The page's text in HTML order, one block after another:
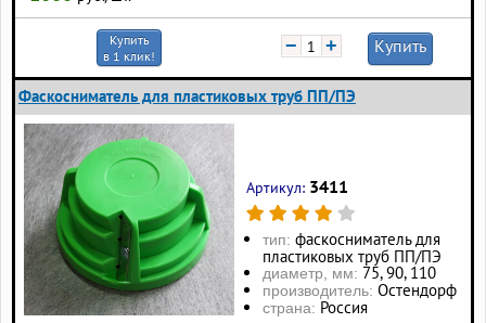
Купить
в 1 клик!
− + Купить
Фаскосниматель для пластиковых труб ПП/ПЭ
Артикул: 3411
тип: фаскосниматель для
пластиковых труб ПП/ПЭ
диаметр, мм: 75, 90, 110
производитель: Остендорф
страна: Россия